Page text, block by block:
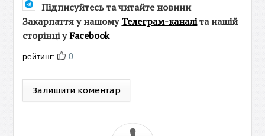
Підписуйтесь та читайте новини
Закарпаття у нашомуТелеграм-каналіта нашій
сторінці уFacebook
рейтинг: 0
Залишити коментар